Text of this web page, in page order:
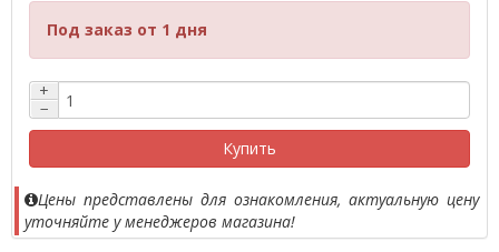
Под заказ от 1 дня
+
−
Купить
Цены представлены для ознакомления, актуальную цену
уточняйте у менеджеров магазина!